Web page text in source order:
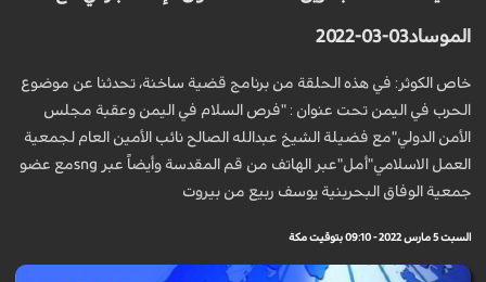
الموساد03-03-2022
خاص الكوثر: في هذه الحلقة من برنامج قضية ساخنة، تحدثنا عن موضوع
الحرب في اليمن تحت عنوان : "فرص السلام في اليمن وعقبة مجلس
الأمن الدولي"مع فضيلة الشيخ عبدالله الصالح نائب الأمين العام لجمعية
العمل الاسلامي"أمل"عبر الهاتف من قم المقدسة وأيضاً عبر sngمع عضو
جمعية الوفاق البحرينية يوسف ربيع من بيروت
السبت 5 مارس 2022 - 09:10 بتوقيت مكة